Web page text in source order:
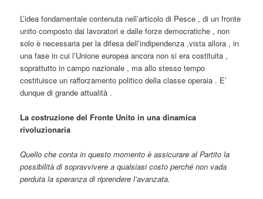
L’idea fondamentale contenuta nell’articolo di Pesce , di un fronte
unito composto dai lavoratori e dalle forze democratiche , non
solo è necessaria per la difesa dell’indipendenza ,vista allora , in
una fase in cui l’Unione europea ancora non si era costituita ,
soprattutto in campo nazionale , ma allo stesso tempo
costituisce un rafforzamento politico della classe operaia . E’
dunque di grande attualità .
La costruzione del Fronte Unito in una dinamica
rivoluzionaria
Quello che conta in questo momento è assicurare al Partito la
possibilità di sopravvivere a qualsiasi costo perché non vada
perduta la speranza di riprendere l’avanzata.